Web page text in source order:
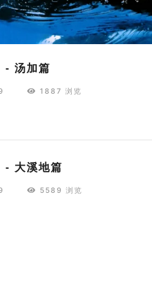
- 汤加篇
1887 浏览
- 大溪地篇
5589 浏览